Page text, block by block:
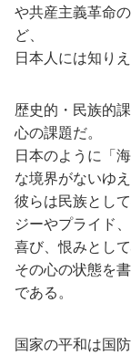
や共産主義革命
ど、
日本人には知り
歴史的・民族的
心の課題だ。
日本のように「
な境界がないゆえ
彼らは民族とし
ジーやプライド、
喜び、恨みとし
その心の状態を
である。
国家の平和は国